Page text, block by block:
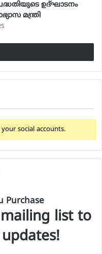
ഉദ്ഘാടനം
മന്ത്രി
social accounts.
Purchase
list to